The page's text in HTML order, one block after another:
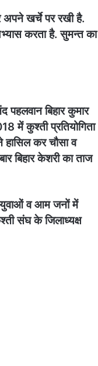
अपने खर्चे पर रखी है.
करता है. सुमन्त का
बिहार कुमार
में कुश्ती प्रतियोगिता
हासिल कर चौसा व
बिहार केशरी का ताज
व आम जनों में
संघ के जिलाध्यक्ष